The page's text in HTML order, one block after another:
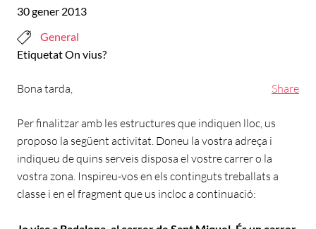
30 gener 2013
General
EtiquetatOn vius?
Share
Bona tarda,
Per finalitzar amb les estructures que indiquen lloc, us
proposo la següent activitat. Doneu la vostra adreça i
indiqueu de quins serveis disposa el vostre carrer o la
vostra zona. Inspireu-vos en els continguts treballats a
classe i en el fragment que us incloc a continuació: